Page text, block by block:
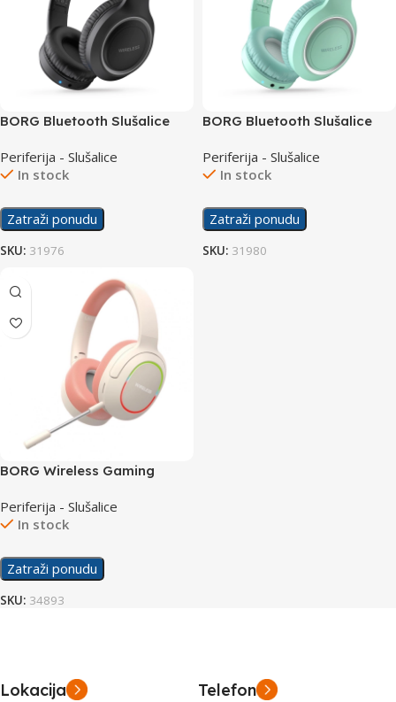
BORG Bluetooth Slušalice
Periferija - Slušalice
In stock
Zatraži ponudu
SKU: 31976
BORG Bluetooth Slušalice
Periferija - Slušalice
In stock
Zatraži ponudu
SKU: 31980
BORG Wireless Gaming
Periferija - Slušalice
In stock
Zatraži ponudu
SKU: 34893
Lokacija Telefon